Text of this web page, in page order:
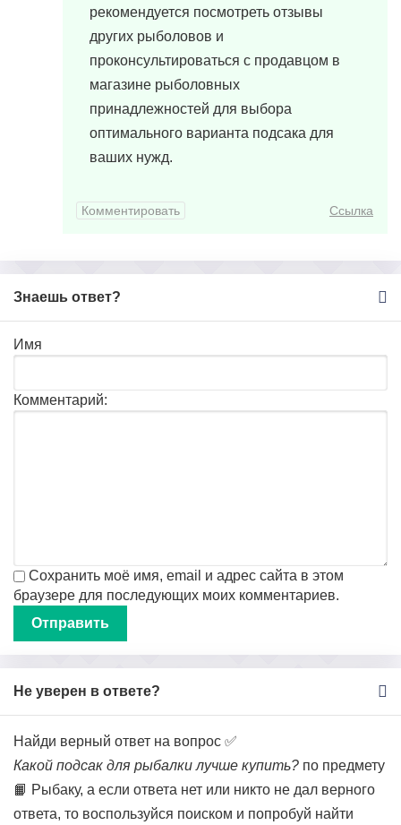
рекомендуется посмотреть отзывы
других рыболовов и
проконсультироваться с продавцом в
магазине рыболовных
принадлежностей для выбора
оптимального варианта подсака для
ваших нужд.
Комментировать Ссылка
Знаешь ответ?
Имя
Комментарий:
Сохранить моё имя, email и адрес сайта в этом
браузере для последующих моих комментариев.
Не уверен в ответе?
Найди верный ответ на вопрос ✅
Какой подсак для рыбалки лучше купить? по предмету
📙 Рыбаку, а если ответа нет или никто не дал верного
ответа, то воспользуйся поиском и попробуй найти